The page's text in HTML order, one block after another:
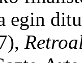
egin